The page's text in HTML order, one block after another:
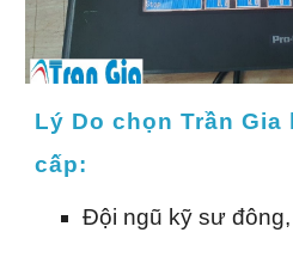
Lý Do chọn Trần Gia
cấp:
Đội ngũ kỹ sư